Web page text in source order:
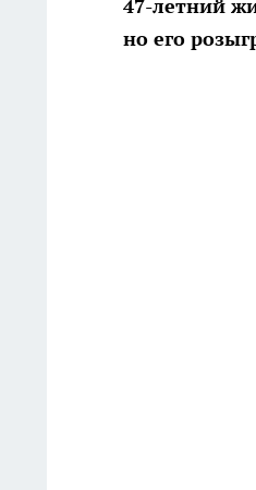
47-летний
но его